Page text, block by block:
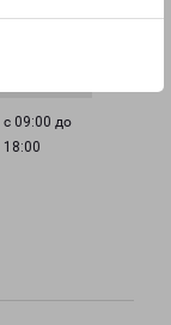
с 09:00 до
18:00